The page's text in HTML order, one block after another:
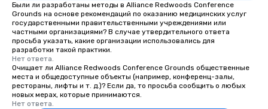
Были ли разработаны методы в Alliance Redwoods Conference
Grounds на основе рекомендаций по оказанию медицинских услуг
государственными правительственными учреждениями или
частными организациями? В случае утвердительного ответа
просьба указать, какие организации использовались для
разработки такой практики.
Нет ответа.
Очищает ли Alliance Redwoods Conference Grounds общественные
места и общедоступные объекты (например, конференц-залы,
рестораны, лифты и т. д.)? Если да, то просьба сообщить о любых
новых мерах, которые принимаются.
Нет ответа.